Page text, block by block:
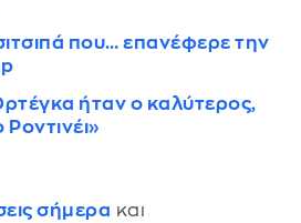
που… επανέφερε την
ήταν ο καλύτερος,
σήμερα και